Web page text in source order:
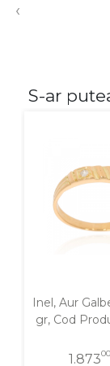
18K
Diamante
‹
S-ar
Inel, Aur
gr, Cod
1.87300